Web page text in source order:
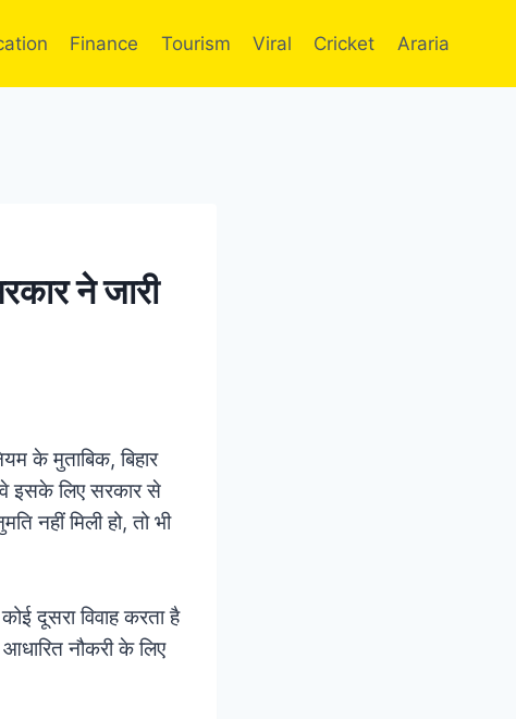
Finance Tourism Viral Cricket Araria
ने जारी
के मुताबिक, बिहार
वे इसके लिए सरकार से
नहीं मिली हो, तो भी
दूसरा विवाह करता है
नौकरी के लिए